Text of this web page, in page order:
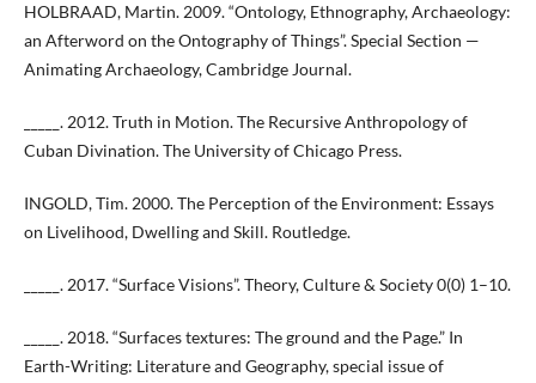
HOLBRAAD, Martin. 2009. “Ontology, Ethnography, Archaeology:
an Afterword on the Ontography of Things”. Special Section —
Animating Archaeology, Cambridge Journal.
_____. 2012. Truth in Motion. The Recursive Anthropology of
Cuban Divination. The University of Chicago Press.
INGOLD, Tim. 2000. The Perception of the Environment: Essays
on Livelihood, Dwelling and Skill. Routledge.
_____. 2017. “Surface Visions”. Theory, Culture & Society 0(0) 1–10.
_____. 2018. “Surfaces textures: The ground and the Page.” In
Earth-Writing: Literature and Geography, special issue of